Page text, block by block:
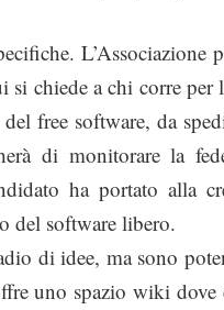
L’Associazione
chiede a chi corre per
free software, da
di monitorare la
ha portato alla
del software libero.
di idee, ma sono
uno spazio wiki